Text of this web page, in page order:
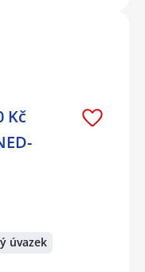
Kč
úvazek